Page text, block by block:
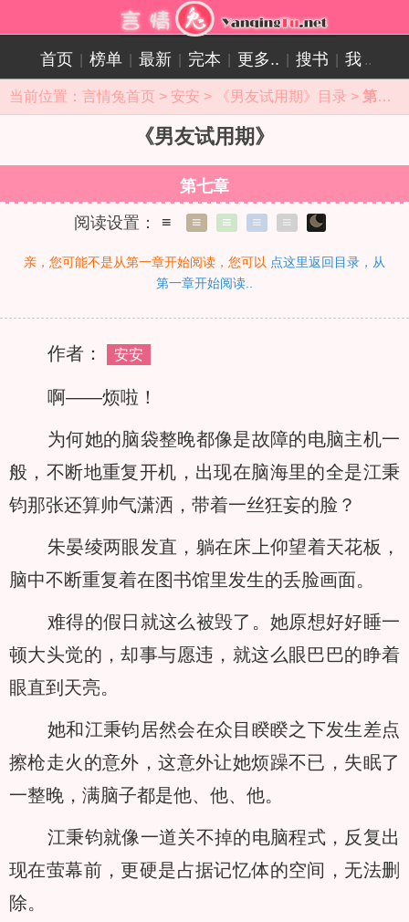
首页 榜单 最新 完本 更多.. 搜书 我 ..
当前位置： 言情兔首页 > 安安 > 《男友试用期》目录 > 第七章在线阅读
《男友试用期》
第七章
阅读设置：
≡ ≡ ≡ ≡ ≡
亲，您可能不是从第一章开始阅读，您可以 点这里返回目录，从
第一章开始阅读..
作者： 安安
啊——烦啦！
为何她的脑袋整晚都像是故障的电脑主机一
般，不断地重复开机，出现在脑海里的全是江秉
钧那张还算帅气潇洒，带着一丝狂妄的脸？
朱晏绫两眼发直，躺在床上仰望着天花板，
脑中不断重复着在图书馆里发生的丢脸画面。
难得的假日就这么被毁了。她原想好好睡一
顿大头觉的，却事与愿违，就这么眼巴巴的睁着
眼直到天亮。
她和江秉钧居然会在众目睽睽之下发生差点
擦枪走火的意外，这意外让她烦躁不已，失眠了
一整晚，满脑子都是他、他、他。
江秉钧就像一道关不掉的电脑程式，反复出
现在萤幕前，更硬是占据记忆体的空间，无法删
除。